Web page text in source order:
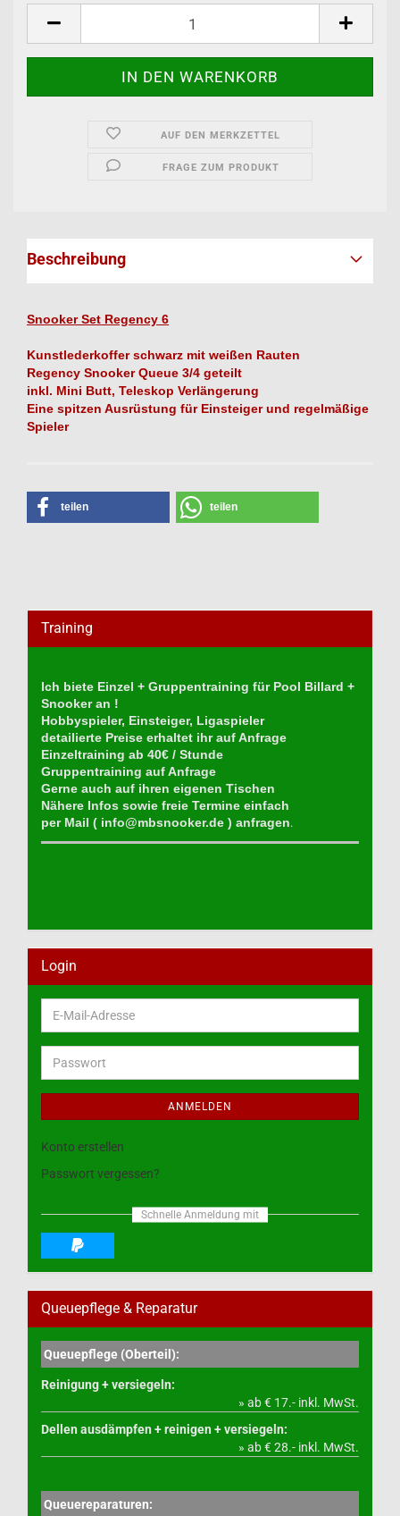
AUF DEN MERKZETTEL
FRAGE ZUM PRODUKT
Beschreibung
Snooker Set Regency 6
Kunstlederkoffer schwarz mit weißen Rauten
Regency Snooker Queue 3/4 geteilt
inkl. Mini Butt, Teleskop Verlängerung
Eine spitzen Ausrüstung für Einsteiger und regelmäßige
Spieler
teilen teilen
Training
Ich biete Einzel + Gruppentraining für Pool Billard +
Snooker an !
Hobbyspieler, Einsteiger, Ligaspieler
detailierte Preise erhaltet ihr auf Anfrage
Einzeltraining ab 40€ / Stunde
Gruppentraining auf Anfrage
Gerne auch auf ihren eigenen Tischen
Nähere Infos sowie freie Termine einfach
per Mail ( info@mbsnooker.de ) anfragen.
Login
E-
Mail-
Adresse
Passwort
ANMELDEN
Konto erstellen
Passwort vergessen?
Schnelle Anmeldung mit
Queuepflege & Reparatur
Queuepflege (Oberteil):
Reinigung + versiegeln:
» ab € 17.- inkl. MwSt.
Dellen ausdämpfen + reinigen + versiegeln:
» ab € 28.- inkl. MwSt.
Queuereparaturen: